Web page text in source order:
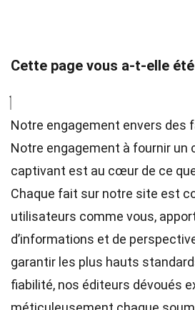
Cette page vous a-t-elle
Notre engagement envers des
Notre engagement à fournir un
captivant est au cœur de ce
Chaque fait sur notre site est
utilisateurs comme vous,
d’informations et de
garantir les plus hauts
fiabilité, nos éditeurs dévoués